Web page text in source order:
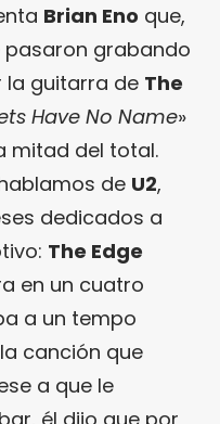
Brian Eno que,
grabando
la guitarra de The
Have No Name»
mitad del total.
de U2,
dedicados a
The Edge
en un cuatro
a un tempo
canción que
a que le